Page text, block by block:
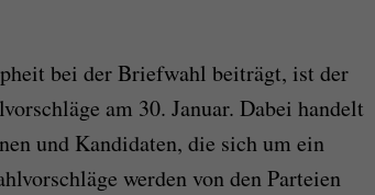
bei der Briefwahl beiträgt, ist der
am 30. Januar. Dabei handelt
und Kandidaten, die sich um ein
werden von den Parteien